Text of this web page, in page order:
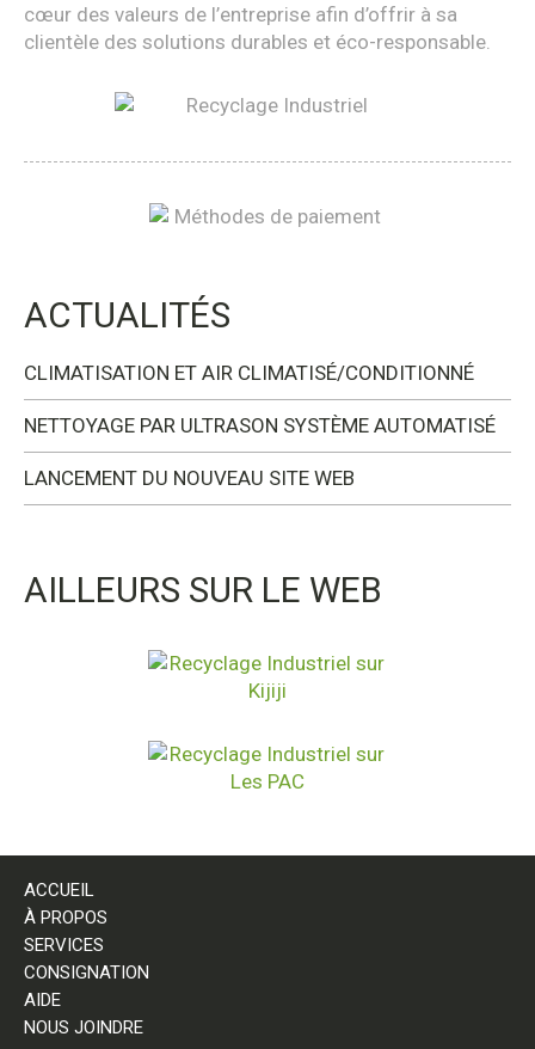
cœur des valeurs de l’entreprise afin d’offrir à sa
clientèle des solutions durables et éco-responsable.
ACTUALITÉS
CLIMATISATION ET AIR CLIMATISÉ/CONDITIONNÉ
NETTOYAGE PAR ULTRASON SYSTÈME AUTOMATISÉ
LANCEMENT DU NOUVEAU SITE WEB
AILLEURS SUR LE WEB
ACCUEIL
À PROPOS
SERVICES
CONSIGNATION
AIDE
NOUS JOINDRE